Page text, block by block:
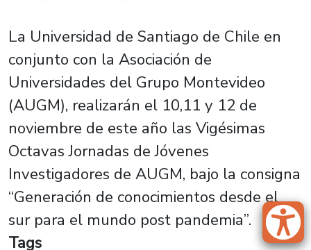
La Universidad de Santiago de Chile en
conjunto con la Asociación de
Universidades del Grupo Montevideo
(AUGM), realizarán el 10,11 y 12 de
noviembre de este año las Vigésimas
Octavas Jornadas de Jóvenes
Investigadores de AUGM, bajo la consigna
“Generación de conocimientos desde el
sur para el mundo post pandemia”.
Tags